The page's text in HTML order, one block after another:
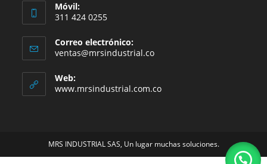
Móvil:
311 424 0255
Correo electrónico:
ventas@mrsindustrial.coSe
tu
aplicación
Web:
www.mrsindustrial.com.co
MRS INDUSTRIAL SAS, Un lugar muchas soluciones.